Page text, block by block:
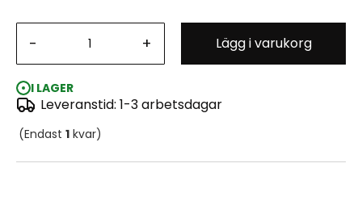
- + Lägg i varukorg
I LAGER
Leveranstid: 1-3 arbetsdagar
(Endast 1 kvar)
SAAB 35 A/B/C Draken tidig fentopp (HAS)